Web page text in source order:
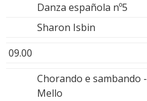
Danza española nº5
Sharon Isbin
09.00
Chorando e sambando
Mello